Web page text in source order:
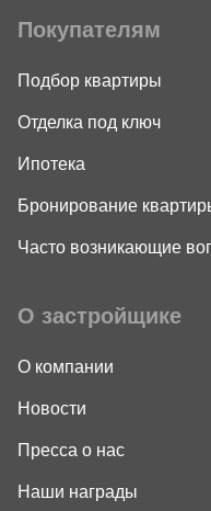
Покупателям
Подбор квартиры
Отделка под ключ
Ипотека
Бронирование
Часто возникающие
О застройщике
О компании
Новости
Пресса о нас
Наши награды